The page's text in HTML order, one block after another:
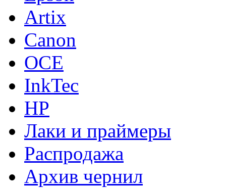
Artix
Canon
OCE
InkTec
HP
Лаки и праймеры
Распродажа
Архив чернил